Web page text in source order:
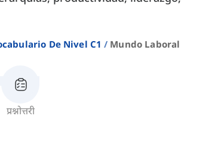
De Nivel C1 Mundo Laboral
प्रश्नोत्तरी